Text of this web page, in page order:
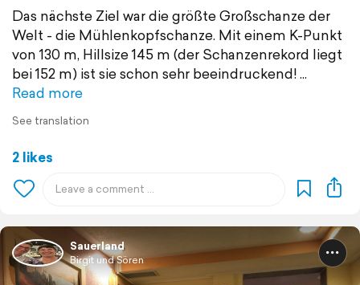
Das nächste Ziel war die größte Großschanze der
Welt - die Mühlenkopfschanze. Mit einem K-Punkt
von 130 m, Hillsize 145 m (der Schanzenrekord liegt
bei 152 m) ist sie schon sehr beeindruckend!
Read more
See translation
2 likes
Sauerland
Birgit und Sören